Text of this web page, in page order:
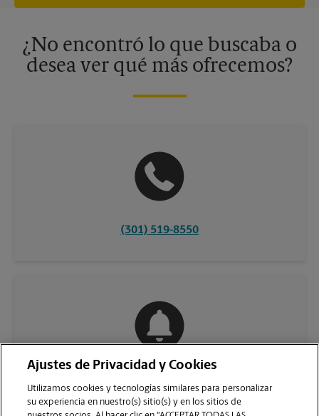
¿No encontró lo que buscaba o
desea ver qué más ofrecemos?
(301) 519-8550
Ajustes de Privacidad y Cookies
Utilizamos cookies y tecnologías similares para personalizar
su experiencia en nuestro(s) sitio(s) y en los sitios de